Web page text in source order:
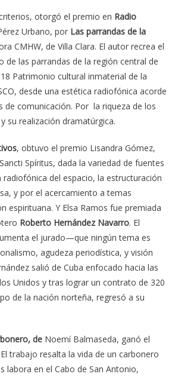
otorgó el premio en Radio
Urbano, por Las parrandas de la
CMHW, de Villa Clara. El autor recrea el
de las parrandas de la región central de
Patrimonio cultural inmaterial de la
desde una estética radiofónica acorde
de comunicación. Por la riqueza de los
su realización dramatúrgica.
, obtuvo el premio Lisandra Gómez,
Spíritus, dada la variedad de fuentes
radiofónica del espacio, la estructuración
y por el acercamiento a temas
espirituana. Y Elsa Ramos fue premiada
Roberto Hernández Navarro. El
el jurado—que ningún tema es
agudeza periodística, y visión
salió de Cuba enfocado hacia las
Unidos y tras lograr un contrato de 320
de la nación norteña, regresó a su
de Noemí Balmaseda, ganó el
trabajo resalta la vida de un carbonero
labora en el Cabo de San Antonio,